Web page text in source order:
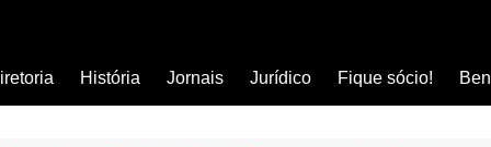
História Jornais Jurídico Fique sócio!